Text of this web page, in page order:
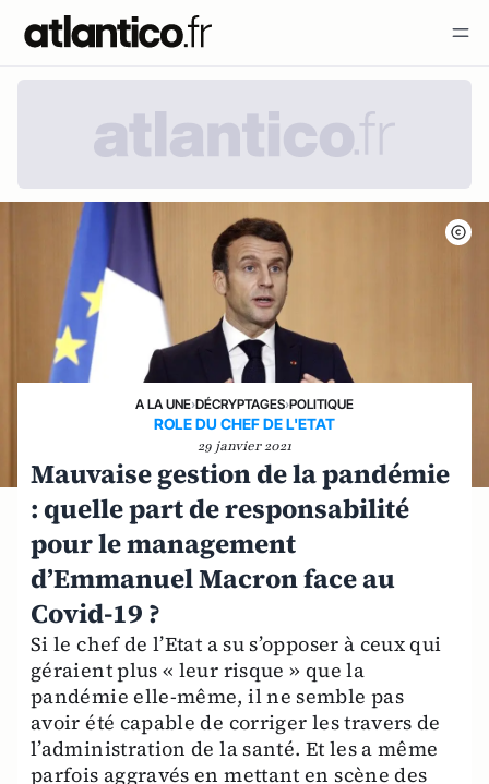
A LA UNE›DÉCRYPTAGES›POLITIQUE
ROLE DU CHEF DE L'ETAT
29 janvier 2021
Mauvaise gestion de la pandémie
: quelle part de responsabilité
pour le management
d’Emmanuel Macron face au
Covid-19 ?
Si le chef de l’Etat a su s’opposer à ceux qui
géraient plus « leur risque » que la
pandémie elle-même, il ne semble pas
avoir été capable de corriger les travers de
l’administration de la santé. Et les a même
parfois aggravés en mettant en scène des